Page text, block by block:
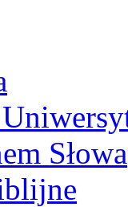
Słowa